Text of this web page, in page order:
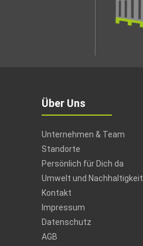
Über Uns
Unternehmen & Team
Standorte
Persönlich für Dich da
Umwelt und Nachhaltigkeit
Kontakt
Impressum
Datenschutz
AGB